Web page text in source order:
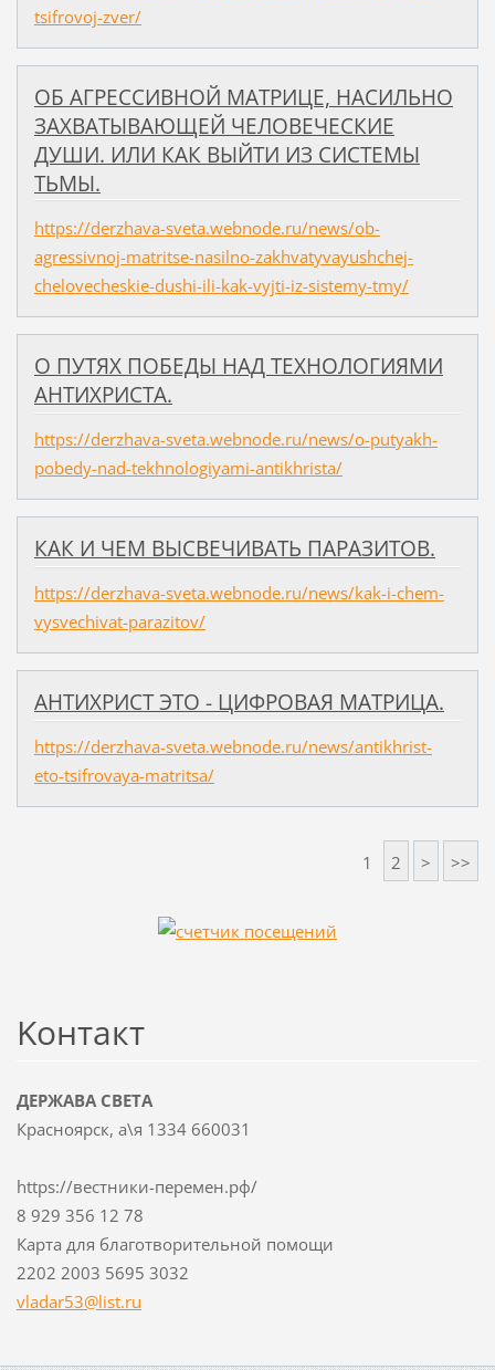
tsifrovoj-zver/
ОБ АГРЕССИВНОЙ МАТРИЦЕ, НАСИЛЬНО
ЗАХВАТЫВАЮЩЕЙ ЧЕЛОВЕЧЕСКИЕ
ДУШИ. ИЛИ КАК ВЫЙТИ ИЗ СИСТЕМЫ
ТЬМЫ.
https://derzhava-sveta.webnode.ru/news/ob-
agressivnoj-matritse-nasilno-zakhvatyvayushchej-
chelovecheskie-dushi-ili-kak-vyjti-iz-sistemy-tmy/
​О ПУТЯХ ПОБЕДЫ НАД ТЕХНОЛОГИЯМИ
АНТИХРИСТА.
https://derzhava-sveta.webnode.ru/news/o-putyakh-
pobedy-nad-tekhnologiyami-antikhrista/
​КАК И ЧЕМ ВЫСВЕЧИВАТЬ ПАРАЗИТОВ.
https://derzhava-sveta.webnode.ru/news/kak-i-chem-
vysvechivat-parazitov/
АНТИХРИСТ ЭТО - ЦИФРОВАЯ МАТРИЦА.
https://derzhava-sveta.webnode.ru/news/antikhrist-
eto-tsifrovaya-matritsa/
1 2 > >>
Koнтакт
ДЕРЖАВА СВЕТА
Красноярск, а\я 1334 660031
https://вестники-перемен.рф/
8 929 356 12 78
Карта для благотворительной помощи
2202 2003 5695 3032
vladar53@list.ru